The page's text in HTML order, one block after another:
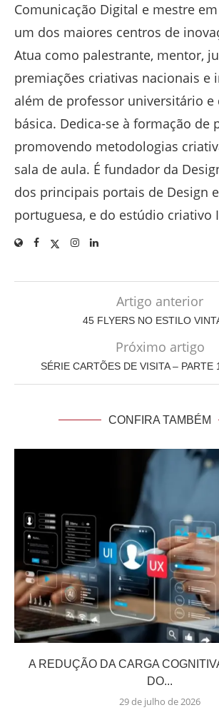
Comunicação Digital e mestre
um dos maiores centros de
Atua como palestrante, mentor,
premiações criativas nacionais e
além de professor universitário e
básica. Dedica-se à formação de
promovendo metodologias
sala de aula. É fundador da
dos principais portais de Design
portuguesa, e do estúdio criativo
Artigo anterior
45 FLYERS NO ESTILO
Próximo artigo
SÉRIE CARTÕES DE VISITA – PARTE
CONFIRA TAMBÉM
A REDUÇÃO DA CARGA
DO...
29 de julho de 2026